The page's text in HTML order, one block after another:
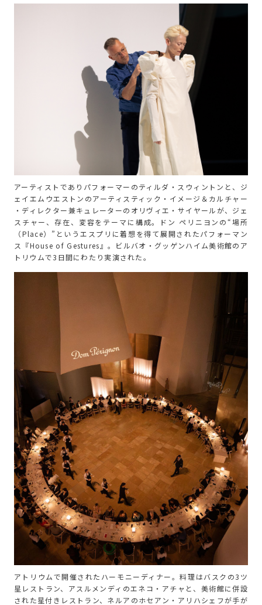
アーティストでありパフォーマーのティルダ・スウィントンと、ジ
ェイエムウエストンのアーティスティック・イメージ＆カルチャー
・ディレクター兼キュレーターのオリヴィエ・サイヤールが、ジェ
スチャー、存在、変容をテーマに構成。ドン ペリニヨンの“場所
（Place）”というエスプリに着想を得て展開されたパフォーマン
ス『House of Gestures』。ビルバオ・グッゲンハイム美術館のア
トリウムで3日間にわたり実演された。
アトリウムで開催されたハーモニーディナー。料理はバスクの3ツ
星レストラン、アスルメンディのエネコ・アチャと、美術館に併設
された星付きレストラン、ネルアのホセアン・アリハシェフが手が